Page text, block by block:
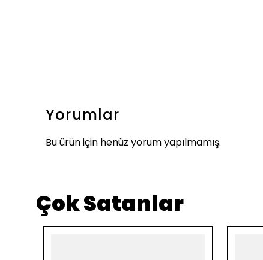
Yorumlar
Bu ürün için henüz yorum yapılmamış.
Çok Satanlar